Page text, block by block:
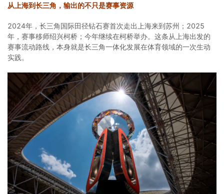
从上海到长三角，输出的不只是赛事资源
2024年，长三角国际田径钻石赛首次走出上海来到苏州；2025
年，赛事移师绍兴柯桥；今年继续在柯桥举办。这条从上海出发的
赛事流动路线，本身就是长三角一体化发展在体育领域的一次生动
实践。